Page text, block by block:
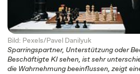
Bild: Pexels/Pavel Danilyuk
Sparringspartner, Unterstützung oder
Beschäftigte KI sehen, ist sehr
die Wahrnehmung beeinflussen, zeigt